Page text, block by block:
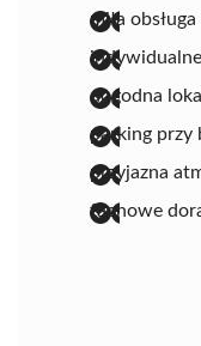
miła obsługa
dogodna
parking przy
przyjazna
fachowe